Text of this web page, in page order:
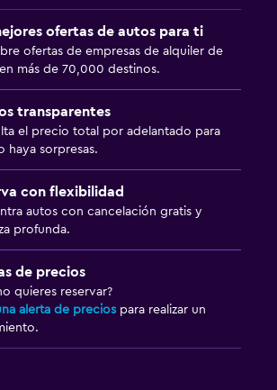
ofertas de autos para ti
ofertas de empresas de alquiler de
más de 70,000 destinos.
transparentes
el precio total por adelantado para
haya sorpresas.
con flexibilidad
autos con cancelación gratis y
profunda.
de precios
quieres reservar?
alerta de precios para realizar un